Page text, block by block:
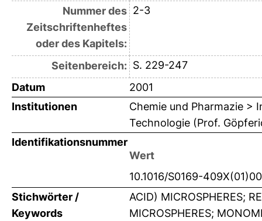
Nummer des
Zeitschriftenheftes
oder des Kapitels:
2-3
Seitenbereich: S. 229-247
Datum
2001
Institutionen
Chemie und Pharmazie >
Technologie (Prof.
Identifikationsnummer
Wert
10.1016/S0169-
Stichwörter /
Keywords
ACID) MICROSPHERES;
MICROSPHERES;